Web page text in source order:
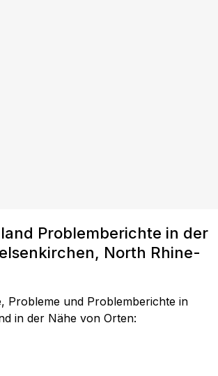
Problemberichte in der
North Rhine-
Probleme und Problemberichte in
in der Nähe von Orten: